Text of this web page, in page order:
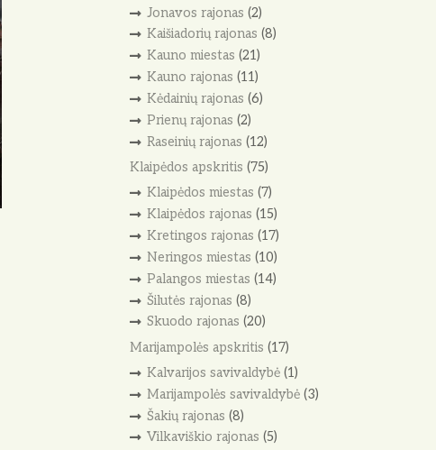
Jonavos rajonas (2)
Kaišiadorių rajonas (8)
Kauno miestas (21)
Kauno rajonas (11)
Kėdainių rajonas (6)
Prienų rajonas (2)
Raseinių rajonas (12)
Klaipėdos apskritis (75)
Klaipėdos miestas (7)
Klaipėdos rajonas (15)
Kretingos rajonas (17)
Neringos miestas (10)
Palangos miestas (14)
Šilutės rajonas (8)
Skuodo rajonas (20)
Marijampolės apskritis (17)
Kalvarijos savivaldybė(1)
Marijampolės savivaldybė(3)
Šakių rajonas (8)
Vilkaviškio rajonas (5)